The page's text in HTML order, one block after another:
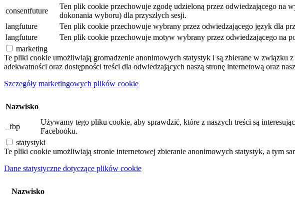
consentfuture
Ten plik cookie przechowuje zgodę udzieloną przez odwiedzającego na
dokonania wyboru) dla przyszłych sesji.
langfuture
Ten plik cookie przechowuje wybrany przez odwiedzającego język dla
langfuture
Ten plik cookie przechowuje motyw wybrany przez odwiedzającego na
marketing
Te pliki cookie umożliwiają gromadzenie anonimowych statystyk i są zbierane w
adekwatności oraz dostępności treści dla odwiedzających naszą stronę internetową oraz
Szczegóły marketingowych plików cookie
Nazwisko
_fbp
Używamy tego pliku cookie, aby sprawdzić, które z naszych treści są
Facebooku.
statystyki
Te pliki cookie umożliwiają stronie internetowej zbieranie anonimowych statystyk, a tym
Dane statystyczne dotyczące plików cookie
Nazwisko